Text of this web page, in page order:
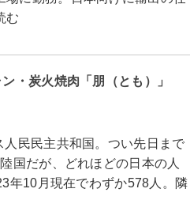
む
・炭火焼肉「朋（とも）」
民民主共和国。つい先日まで
国だが、どれほどの日本の人
年10月現在でわずか578人。隣